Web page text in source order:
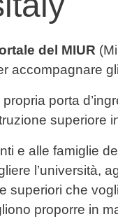
del MIUR
accompagnare
porta
superiore
e alle famiglie
l’università,
superiori che
proporre in